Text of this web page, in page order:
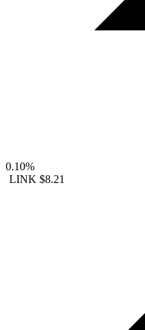
0.10%
LINK $8.21